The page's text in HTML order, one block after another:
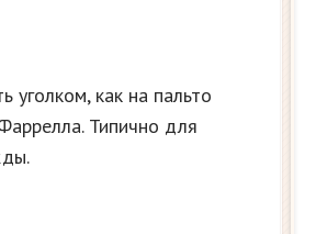
уголком, как на пальто
Типично для